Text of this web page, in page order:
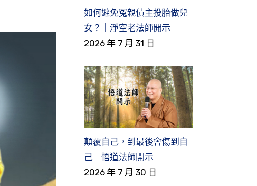
如何避免冤親債主投胎做兒
女？｜淨空老法師開示
2026 年 7 月 31 日
顛覆自己，到最後會傷到自
己｜悟道法師開示
2026 年 7 月 30 日